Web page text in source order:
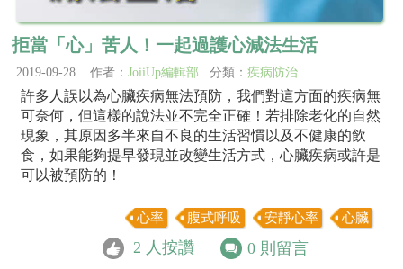
拒當「心」苦人！一起過護心減法生活
2019-09-28 作者： JoiiUp編輯部 分類： 疾病防治
許多人誤以為心臟疾病無法預防，我們對這方面的疾病無
可奈何，但這樣的說法並不完全正確！若排除老化的自然
現象，其原因多半來自不良的生活習慣以及不健康的飲
食，如果能夠提早發現並改變生活方式，心臟疾病或許是
可以被預防的！
心率 腹式呼吸 安靜心率 心臟
2 人按讚 0 則留言